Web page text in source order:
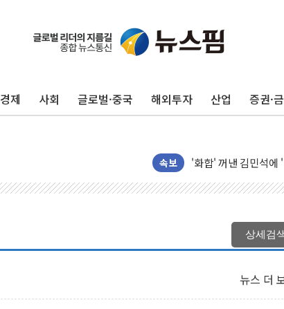
경제 사회 글로벌·중국 해외투자 산업 증권·
속보
추미애, '위안부' 피
인천 선재도 갯벌서
'화합' 꺼낸 김민석
李대통령, ISA 개편
연일 폭염에 온열
中 전방위 아파트 부
동해시, 11~14일 '
상세검
뉴스 더